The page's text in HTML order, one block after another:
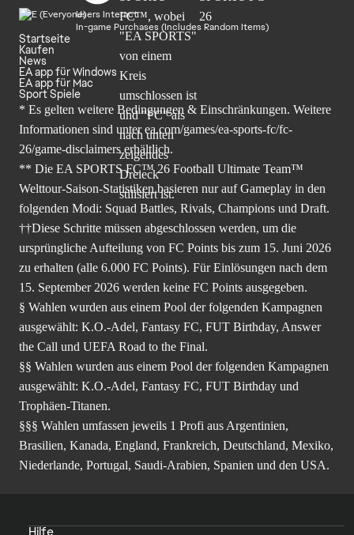
Users Interact
In-game Purchases (Includes Random Items)
Startseite
Kaufen
News
EA app für Windows
EA app für Mac
Sport Spiele
* Es gelten weitere Bedingungen & Einschränkungen. Weitere
Informationen sind unterea.com/games/ea-sports-fc/fc-
26/game-disclaimers erhältlich.
** Die EA SPORTS FC™ 26 Football Ultimate Team™
Welttour-Saison-Statistiken basieren nur auf Gameplay in den
folgenden Modi: Squad Battles, Rivals, Champions und Draft.
††Diese Schritte müssen abgeschlossen werden, um die
ursprüngliche Aufteilung von FC Points bis zum 15. Juni 2026
zu erhalten (alle 6.000 FC Points). Für Einlösungen nach dem
15. September 2026 werden keine FC Points ausgegeben.
§ Wahlen wurden aus einem Pool der folgenden Kampagnen
ausgewählt: K.O.-Adel, Fantasy FC, FUT Birthday, Answer
the Call und UEFA Road to the Final.
§§ Wahlen wurden aus einem Pool der folgenden Kampagnen
ausgewählt: K.O.-Adel, Fantasy FC, FUT Birthday und
Trophäen-Titanen.
§§§ Wahlen umfassen jeweils 1 Profi aus Argentinien,
Brasilien, Kanada, England, Frankreich, Deutschland, Mexiko,
Niederlande, Portugal, Saudi-Arabien, Spanien und den USA.
Hilfe